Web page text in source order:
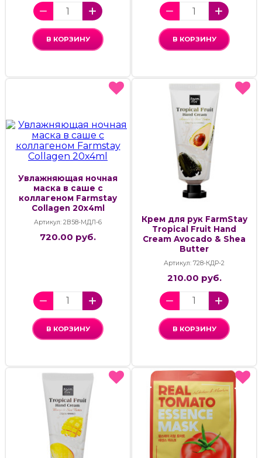
В КОРЗИНУ В КОРЗИНУ
Увлажняющая ночная
маска в саше с
коллагеном Farmstay
Collagen 20x4ml
Артикул: 2В58-МДЛ-6
720.00 руб.
В КОРЗИНУ
Крем для рук FarmStay
Tropical Fruit Hand
Cream Avocado & Shea
Butter
Артикул: 728-КДР-2
210.00 руб.
В КОРЗИНУ